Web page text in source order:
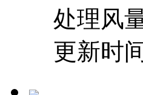
处理风
更新时